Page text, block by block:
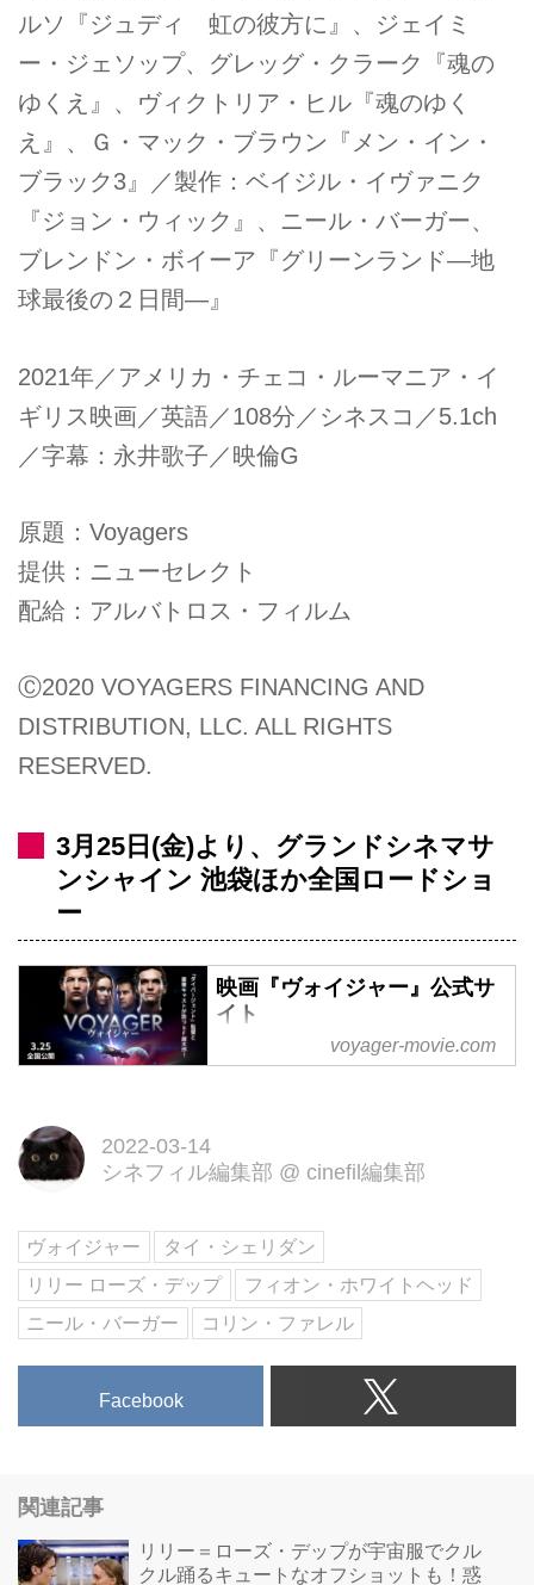
ルソ『ジュディ 虹の彼方に』、ジェイミ
ー・ジェソップ、グレッグ・クラーク『魂の
ゆくえ』、ヴィクトリア・ヒル『魂のゆく
え』、Ｇ・マック・ブラウン『メン・イン・
ブラック3』／製作：ベイジル・イヴァニク
『ジョン・ウィック』、ニール・バーガー、
ブレンドン・ボイーア『グリーンランド―地
球最後の２日間―』
2021年／アメリカ・チェコ・ルーマニア・イ
ギリス映画／英語／108分／シネスコ／5.1ch
／字幕：永井歌子／映倫G
原題：Voyagers
提供：ニューセレクト
配給：アルバトロス・フィルム
Ⓒ2020 VOYAGERS FINANCING AND
DISTRIBUTION, LLC. ALL RIGHTS
RESERVED.
3月25日(金)より、グランドシネマサ
ンシャイン 池袋ほか全国ロードショ
ー
映画『ヴォイジャー』公式サ
イト
惑星到着まで86年。乗員は30人
SF超大作！！3/25（金）より、
voyager-movie.com
2022-03-14
シネフィル編集部 @ cinefil編集部
ヴォイジャー
タイ・シェリダン
リリー ローズ・デップ
フィオン・ホワイトヘッド
ニール・バーガー
コリン・ファレル
Facebook
関連記事
リリー＝ローズ・デップが宇宙服でクル
クル踊るキュートなオフショットも！惑